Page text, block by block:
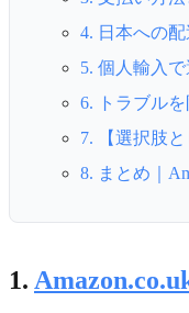
4. 日本への
5. 個人輸入
6. トラブル
7. 【選択肢
8. まとめ｜
1.